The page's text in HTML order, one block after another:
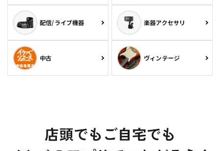
配信/ライブ機器 楽器アクセサリ
中古 ヴィンテージ